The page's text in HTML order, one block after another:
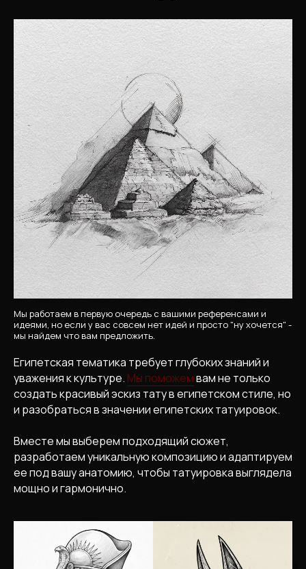
Мы работаем в первую очередь с вашими референсами и
идеями, но если у вас совсем нет идей и просто "ну хочется" -
мы найдем что вам предложить.
Египетская тематика требует глубоких знаний и
уважения к культуре. Мы поможемвам не только
создать красивый эскиз тату в египетском стиле, но
и разобраться в значении египетских татуировок.
Вместе мы выберем подходящий сюжет,
разработаем уникальную композицию и адаптируем
ее под вашу анатомию, чтобы татуировка выглядела
мощно и гармонично.